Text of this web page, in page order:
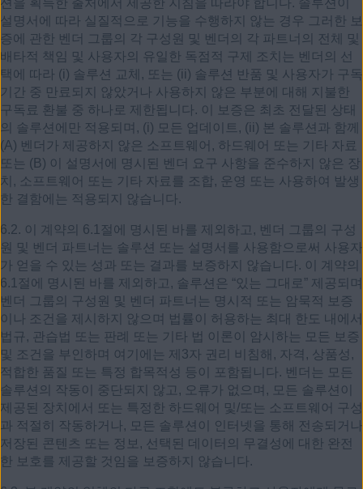
설명서에 따라 실질적으로 기능을 수행하지 않는 경우 그러한 보
증에 관한 벤더 그룹의 각 구성원 및 벤더의 각 파트너의 전체 및
배타적 책임 및 사용자의 유일한 독점적 구제 조치는 벤더의 선
택에 따라 (i) 솔루션 교체, 또는 (ii) 솔루션 반품 및 사용자가 구독
기간 중 만료되지 않았거나 사용하지 않은 부분에 대해 지불한
구독료 환불 중 하나로 제한됩니다. 이 보증은 최초 전달된 상태
의 솔루션에만 적용되며, (i) 모든 업데이트, (ii) 본 솔루션과 함께
(A) 벤더가 제공하지 않은 소프트웨어, 하드웨어 또는 기타 자료
또는 (B) 이 설명서에 명시된 벤더 요구 사항을 준수하지 않은 장
치, 소프트웨어 또는 기타 자료를 조합, 운영 또는 사용하여 발생
한 결함에는 적용되지 않습니다.
6.2. 이 계약의 6.1절에 명시된 바를 제외하고, 벤더 그룹의 구성
원 및 벤더 파트너는 솔루션 또는 설명서를 사용함으로써 사용자
가 얻을 수 있는 성과 또는 결과를 보증하지 않습니다. 이 계약의
6.1절에 명시된 바를 제외하고, 솔루션은 “있는 그대로” 제공되며
벤더 그룹의 구성원 및 벤더 파트너는 명시적 또는 암묵적 보증
이나 조건을 제시하지 않으며 법률이 허용하는 최대 한도 내에서
법규, 관습법 또는 판례 또는 기타 법 이론이 암시하는 모든 보증
및 조건을 부인하며 여기에는 제3자 권리 비침해, 자격, 상품성,
적합한 품질 또는 특정 합목적성 등이 포함됩니다. 벤더는 모든
솔루션의 작동이 중단되지 않고, 오류가 없으며, 모든 솔루션이
제공된 장치에서 또는 특정한 하드웨어 및/또는 소프트웨어 구성
과 적절히 작동하거나, 모든 솔루션이 인터넷을 통해 전송되거나
저장된 콘텐츠 또는 정보, 선택된 데이터의 무결성에 대한 완전
한 보호를 제공할 것임을 보증하지 않습니다.